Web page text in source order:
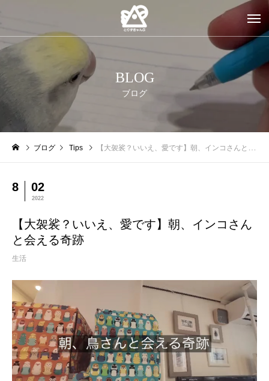
BLOG
ブログ
ブログ Tips 【大袈裟？いいえ、愛です】朝、インコさんと会える奇跡
8 02
2022
【大袈裟？いいえ、愛です】朝、インコさん
と会える奇跡
生活